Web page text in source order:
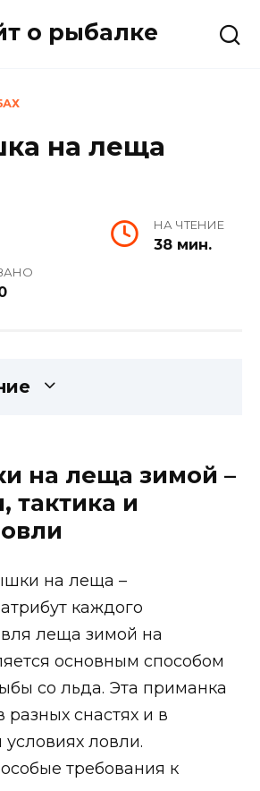
о рыбалке
на леща
НА ЧТЕНИЕ
38 мин.
на леща зимой –
тактика и
на леща –
каждого
леща зимой на
основным способом
со льда. Эта приманка
разных снастях и в
ловли.
требования к